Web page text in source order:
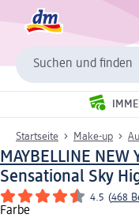
Suchen und finden
Startseite Make-up
MAYBELLINE NEW
Sensational Sky
4.5 (468
Farbe